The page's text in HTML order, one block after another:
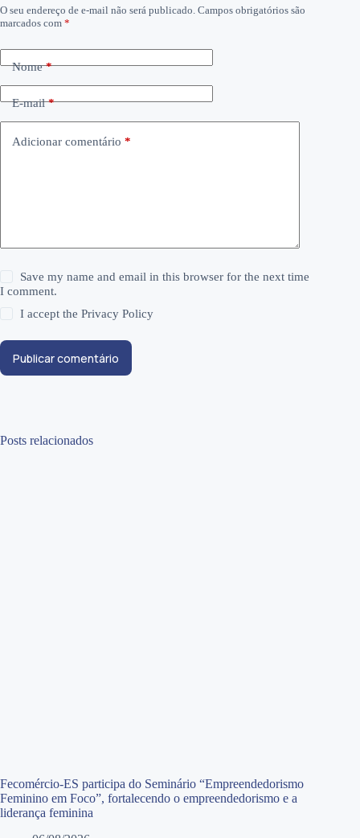
O seu endereço de e-mail não será publicado. Campos obrigatórios são
marcados com *
Nome*
E-mail*
Adicionar comentário *
Save my name and email in this browser for the next time
I comment.
I accept thePrivacy Policy
Publicar comentário
Posts relacionados
Fecomércio-ES participa do Seminário “Empreendedorismo
Feminino em Foco”, fortalecendo o empreendedorismo e a
liderança feminina